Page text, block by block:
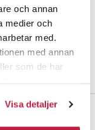
och annan
medier och
med.
med annan
som de har
Visa detaljer
höger- och
30
och karm är